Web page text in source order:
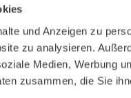
und Anzeigen zu
zu analysieren.
Medien, Werbung
zusammen, die Sie
Preise sind ein
Wert von
es liest sich auch
besonders im
die bessere
Belz, Universität